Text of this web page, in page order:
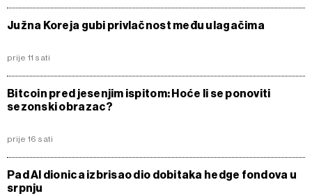
Južna Koreja gubi privlačnost među ulagačima
prije 11 sati
Bitcoin pred jesenjim ispitom: Hoće li se ponoviti
sezonski obrazac?
prije 16 sati
Pad AI dionica izbrisao dio dobitaka hedge fondova u
srpnju